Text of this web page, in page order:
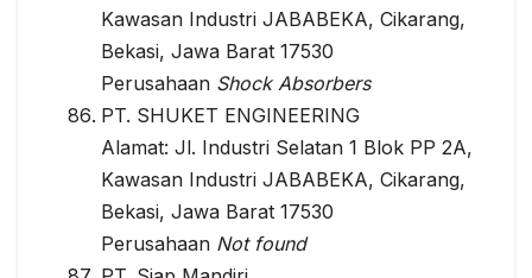
Kawasan Industri JABABEKA, Cikarang,
Bekasi, Jawa Barat 17530
Perusahaan Shock Absorbers
PT. SHUKET ENGINEERING
Alamat: Jl. Industri Selatan 1 Blok PP 2A,
Kawasan Industri JABABEKA, Cikarang,
Bekasi, Jawa Barat 17530
Perusahaan Not found